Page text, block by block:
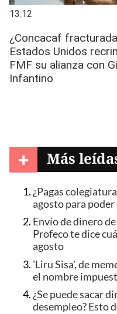
+ Más
¿Pagas
agosto para
Envío de dinero
Profeco te dice
agosto
'Liru Sisa', de
el nombre
¿Se puede sacar
desempleo? Esto